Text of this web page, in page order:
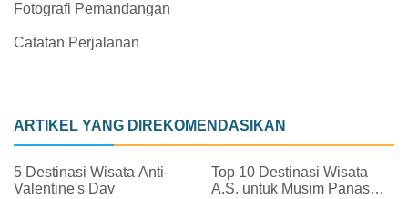
Fotografi Pemandangan
Catatan Perjalanan
ARTIKEL YANG DIREKOMENDASIKAN
5 Destinasi Wisata Anti-
Valentine's Day
Top 10 Destinasi Wisata
A.S. untuk Musim Panas